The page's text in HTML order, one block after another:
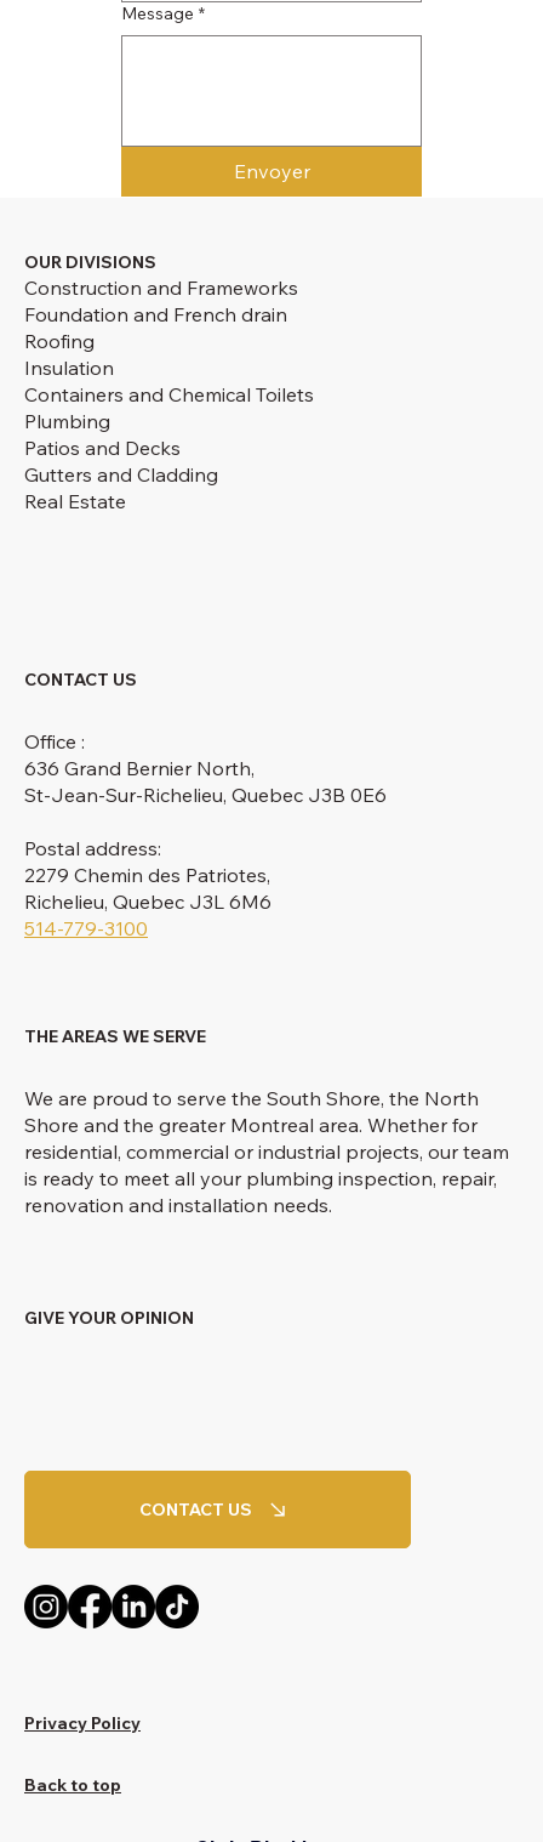
Message *
Envoyer
OUR DIVISIONS
Construction and Frameworks
Foundation and French drain
Roofing
Insulation
Containers and Chemical Toilets
Plumbing
Patios and Decks
Gutters and Cladding
Real Estate
CONTACT US
Office :
636 Grand Bernier North,
St-Jean-Sur-Richelieu, Quebec J3B 0E6
Postal address:
2279 Chemin des Patriotes,
Richelieu, Quebec J3L 6M6
514-779-3100
THE AREAS WE SERVE
We are proud to serve the South Shore, the North
Shore and the greater Montreal area. Whether for
residential, commercial or industrial projects, our team
is ready to meet all your plumbing inspection, repair,
renovation and installation needs.
GIVE YOUR OPINION
CONTACT US
Privacy Policy
Back to top